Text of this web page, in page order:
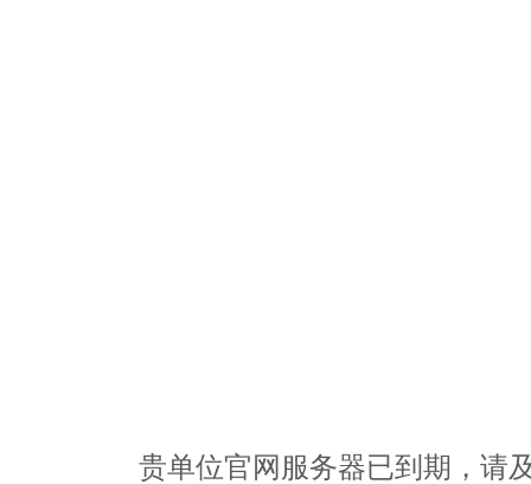
贵单位官网服务器已到期，请